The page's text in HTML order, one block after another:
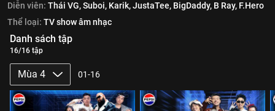
Diễn viên: Thái VG,Suboi, Karik,JustaTee, BigDaddy, B Ray, F.Hero
Thể loại: TV show âm nhạc
Danh sách tập
16/16 tập
Mùa 4 01-16